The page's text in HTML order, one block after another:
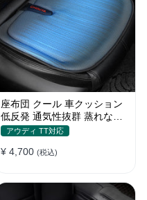
座布団 クール 車クッション
低反発 通気性抜群 蒸れない
滑り止め おすすめ
アウディ TT対応
¥ 4,700 (税込)